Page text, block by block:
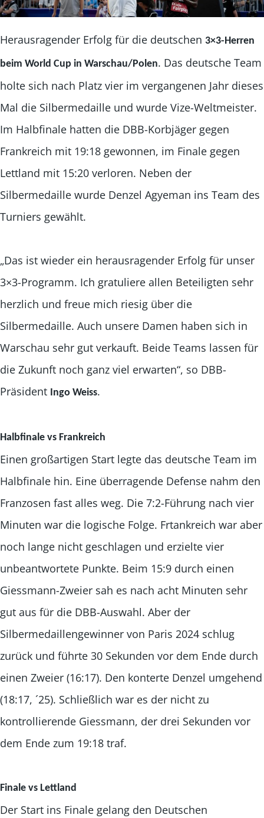
Herausragender Erfolg für die deutschen 3×3-Herren
beim World Cup in Warschau/Polen. Das deutsche Team
holte sich nach Platz vier im vergangenen Jahr dieses
Mal die Silbermedaille und wurde Vize-Weltmeister.
Im Halbfinale hatten die DBB-Korbjäger gegen
Frankreich mit 19:18 gewonnen, im Finale gegen
Lettland mit 15:20 verloren. Neben der
Silbermedaille wurde Denzel Agyeman ins Team des
Turniers gewählt.
„Das ist wieder ein herausragender Erfolg für unser
3×3-Programm. Ich gratuliere allen Beteiligten sehr
herzlich und freue mich riesig über die
Silbermedaille. Auch unsere Damen haben sich in
Warschau sehr gut verkauft. Beide Teams lassen für
die Zukunft noch ganz viel erwarten“, so DBB-
Präsident Ingo Weiss.
Halbfinale vs Frankreich
Einen großartigen Start legte das deutsche Team im
Halbfinale hin. Eine überragende Defense nahm den
Franzosen fast alles weg. Die 7:2-Führung nach vier
Minuten war die logische Folge. Frtankreich war aber
noch lange nicht geschlagen und erzielte vier
unbeantwortete Punkte. Beim 15:9 durch einen
Giessmann-Zweier sah es nach acht Minuten sehr
gut aus für die DBB-Auswahl. Aber der
Silbermedaillengewinner von Paris 2024 schlug
zurück und führte 30 Sekunden vor dem Ende durch
einen Zweier (16:17). Den konterte Denzel umgehend
(18:17, ´25). Schließlich war es der nicht zu
kontrollierende Giessmann, der drei Sekunden vor
dem Ende zum 19:18 traf.
Finale vs Lettland
Der Start ins Finale gelang den Deutschen